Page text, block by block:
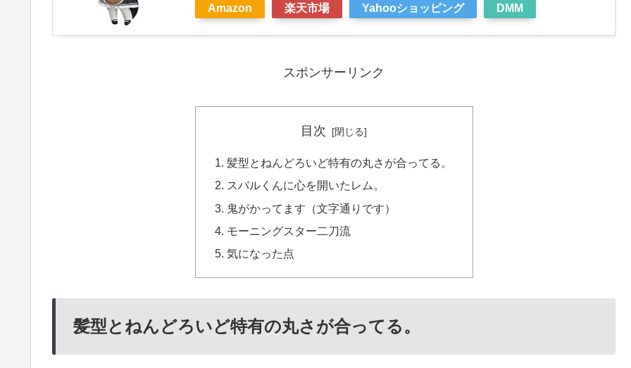
Amazon 楽天市場 Yahooショッピング DMM
スポンサーリンク
目次
髪型とねんどろいど特有の丸さが合ってる。
スバルくんに心を開いたレム。
鬼がかってます（文字通りです）
モーニングスター二刀流
気になった点
髪型とねんどろいど特有の丸さが合ってる。